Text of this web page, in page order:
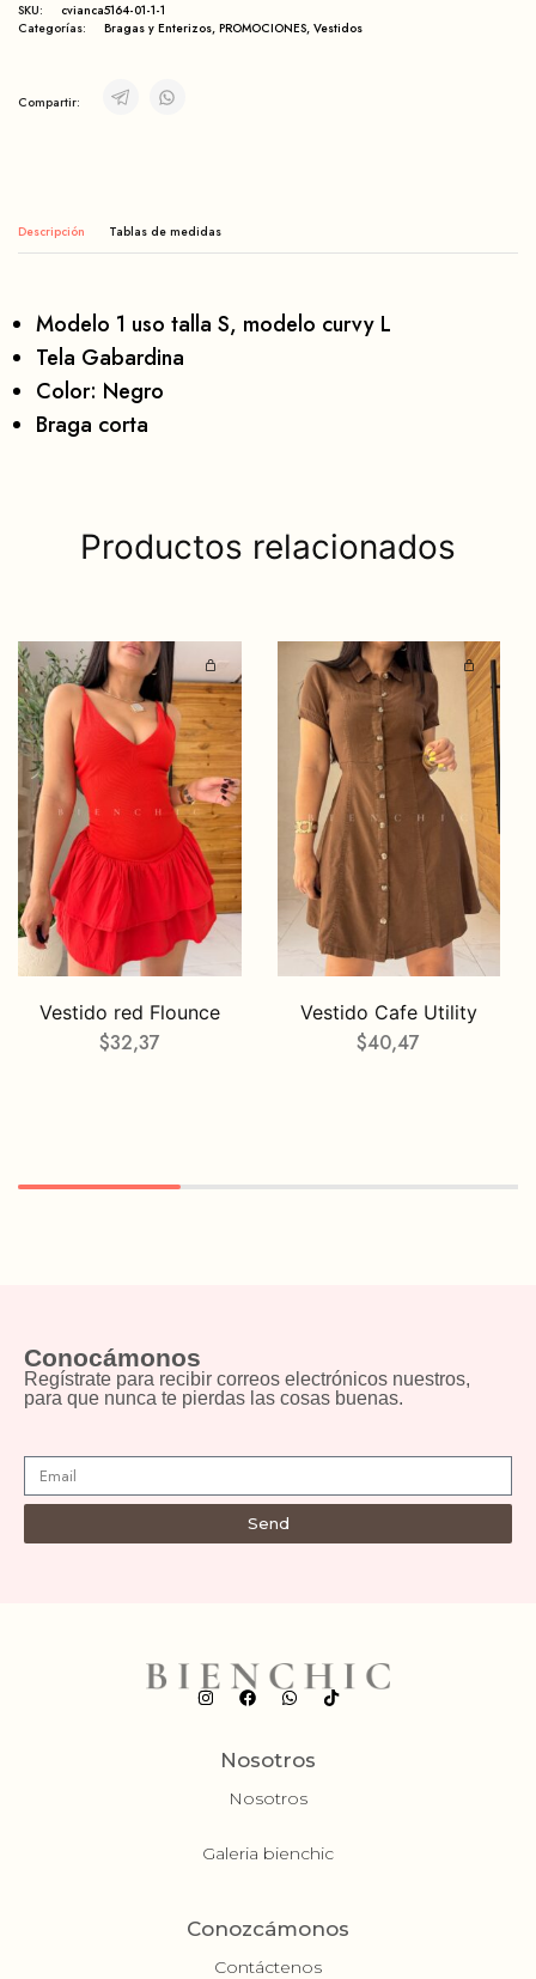
SKU:
cvianca5164-01-1-1
Categorías:
Bragas y Enterizos, PROMOCIONES, Vestidos
Compartir:
Descripción
Modelo 1 uso talla S, modelo curvy L
Tela Gabardina
Color: Negro
Braga corta
Productos relacionados
Vestido red Flounce
$32,37
Vestido Cafe Utility
$40,47
Conocámonos
Regístrate para recibir correos electrónicos nuestros,
para que nunca te pierdas las cosas buenas.
Send
Nosotros
Nosotros
Galeria bienchic
Conozcámonos
Contáctenos